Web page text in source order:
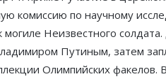
комиссию по научному
могиле Неизвестного
Путиным, затем
Олимпийских